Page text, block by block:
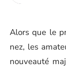
Alors que le
nez, les
nouveauté